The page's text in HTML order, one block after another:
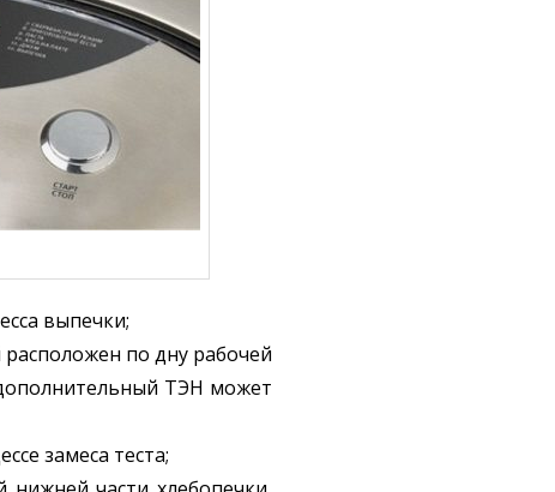
выпечки;
по дну рабочей
ТЭН может
замеса теста;